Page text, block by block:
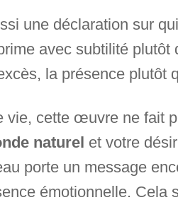
une déclaration sur
avec subtilité
la présence plutôt
vie, cette œuvre ne fait
naturel et votre
porte un message
émotionnelle. Cela